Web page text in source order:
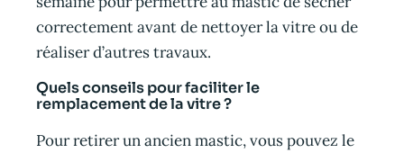
correctement avant de nettoyer la vitre ou de
réaliser d’autres travaux.
Quels conseils pour faciliter le
remplacement de la vitre ?
Pour retirer un ancien mastic, vous pouvez le